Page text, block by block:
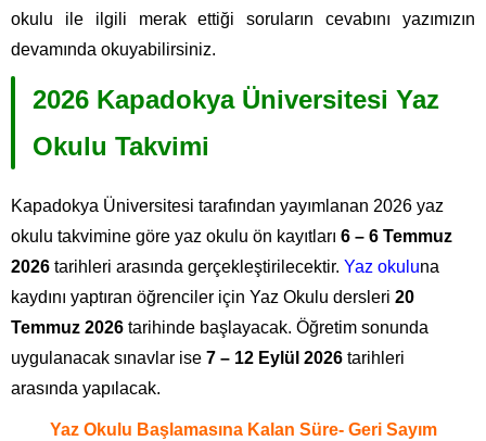
okulu ile ilgili merak ettiği soruların cevabını yazımızın
devamında okuyabilirsiniz.
2026 Kapadokya Üniversitesi Yaz
Okulu Takvimi
Kapadokya Üniversitesi tarafından yayımlanan 2026 yaz
okulu takvimine göre yaz okulu ön kayıtları 6 – 6 Temmuz
2026 tarihleri arasında gerçekleştirilecektir. Yaz okuluna
kaydını yaptıran öğrenciler için Yaz Okulu dersleri 20
Temmuz 2026 tarihinde başlayacak. Öğretim sonunda
uygulanacak sınavlar ise 7 – 12 Eylül 2026 tarihleri
arasında yapılacak.
Yaz Okulu Başlamasına Kalan Süre- Geri Sayım